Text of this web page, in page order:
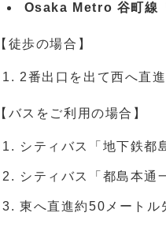
Osaka Metro 谷町線
【徒歩の場合】
2番出口を出て西へ直
【バスをご利用の場合】
シティバス「地下鉄都
シティバス「都島本通
東へ直進約50メートル